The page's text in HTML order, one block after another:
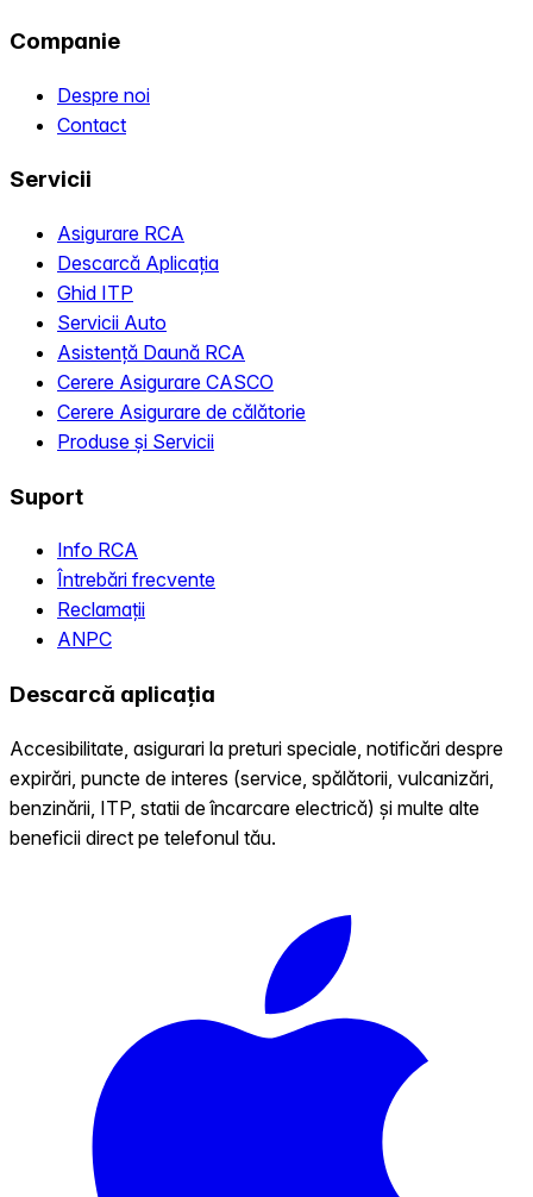
Companie
Despre noi
Contact
Servicii
Asigurare RCA
Descarcă Aplicația
Ghid ITP
Servicii Auto
Asistență Daună RCA
Cerere Asigurare CASCO
Cerere Asigurare de călătorie
Produse și Servicii
Suport
Info RCA
Întrebări frecvente
Reclamații
ANPC
Descarcă aplicația
Accesibilitate, asigurari la preturi speciale, notificări despre
expirări, puncte de interes (service, spălătorii, vulcanizări,
benzinării, ITP, statii de încarcare electrică) și multe alte
beneficii direct pe telefonul tău.